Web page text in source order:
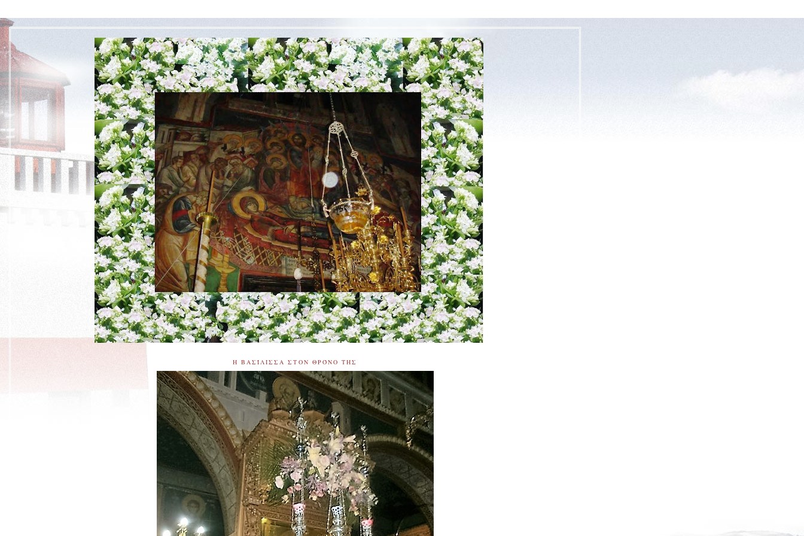
Η ΒΑΣΊΛΙΣΣΑ ΣΤΟΝ ΘΡΌΝΟ ΤΗΣ